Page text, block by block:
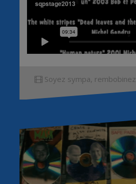
Soyez sympa, rembobinez